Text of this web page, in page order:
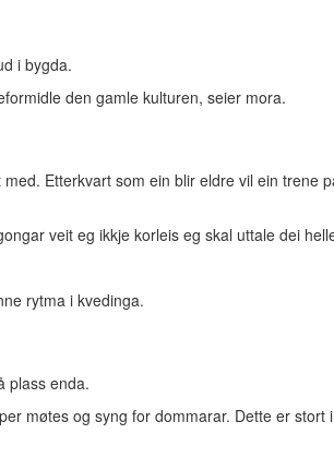
i bygda.
den gamle kulturen, seier mora.
Etterkvart som ein blir eldre vil ein trene
veit eg ikkje korleis eg skal uttale dei
rytma i kvedinga.
plass enda.
møtes og syng for dommarar. Dette er